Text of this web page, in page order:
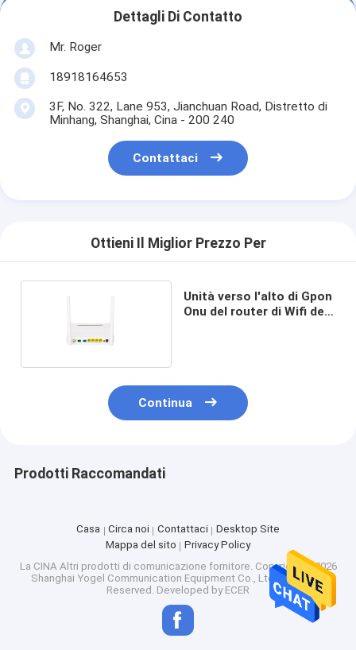
Dettagli Di Contatto
Mr. Roger
18918164653
3F, No. 322, Lane 953, Jianchuan Road, Distretto di
Minhang, Shanghai, Cina - 200 240
Contattaci
Ottieni Il Miglior Prezzo Per
Unità verso l'alto di Gpon
Onu del router di Wifi del
Continua
Prodotti Raccomandati
Casa Circa noi Contattaci
Desktop Site
Mappa del sito
Privacy Policy
La CINA Altri prodotti di comunicazione fornitore. Copyright © 2026
Shanghai Yogel Communication Equipment Co., Ltd.. All Rights
Reserved. Developed by ECER